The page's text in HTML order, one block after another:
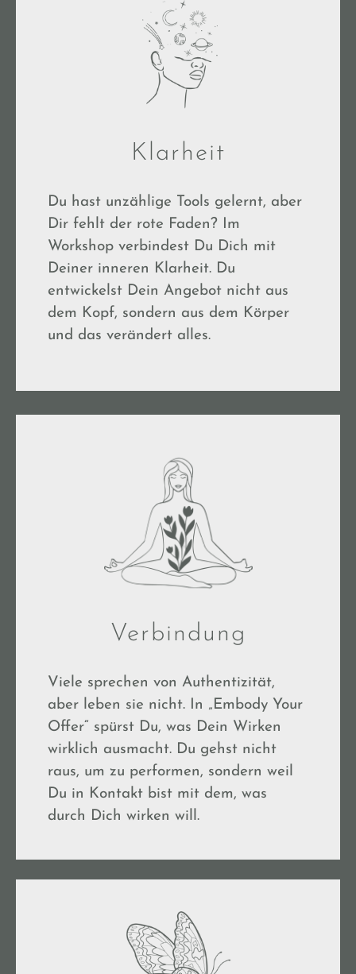
Klarheit
Du hast unzählige Tools gelernt, aber
Dir fehlt der rote Faden? Im
Workshop verbindest Du Dich mit
Deiner inneren Klarheit. Du
entwickelst Dein Angebot nicht aus
dem Kopf, sondern aus dem Körper
und das verändert alles.
Verbindung
Viele sprechen von Authentizität,
aber leben sie nicht. In „Embody Your
Offer“ spürst Du, was Dein Wirken
wirklich ausmacht. Du gehst nicht
raus, um zu performen, sondern weil
Du in Kontakt bist mit dem, was
durch Dich wirken will.